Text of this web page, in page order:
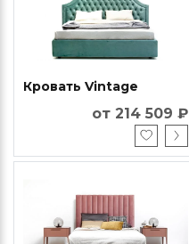
Кровать Vintage
от 214 509 ₽